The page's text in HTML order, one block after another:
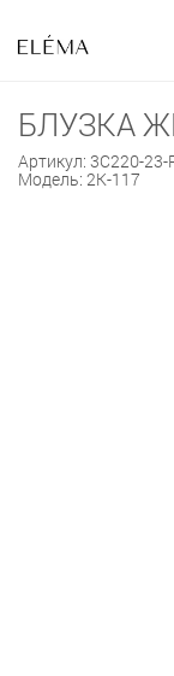
БЛУЗКА
Артикул: 3С220-23-
Модель: 2К-117